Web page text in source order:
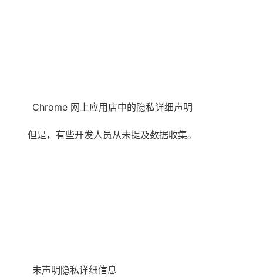
Chrome 网上应用店中的隐私详细声明
但是，有些开发人员从未提及数据收集。
未声明隐私详细信息